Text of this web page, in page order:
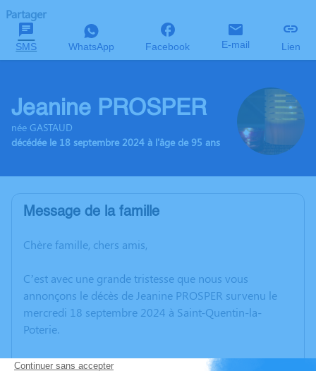
Partager
SMS WhatsApp Facebook E-mail Lien
Jeanine PROSPER
née GASTAUD
décédée le 18 septembre 2024 à l'âge de 95 ans
Message de la famille
Chère famille, chers amis,
C’est avec une grande tristesse que nous vous
annonçons le décès de Jeanine PROSPER survenu le
mercredi 18 septembre 2024 à Saint-Quentin-la-
Poterie.
Nous vous invitons à utiliser cet espace pour laisser